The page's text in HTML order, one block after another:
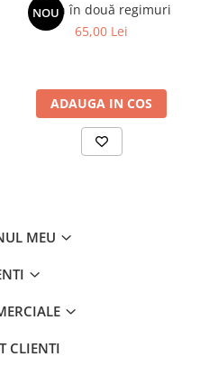
NOU
Spion în două regimuri
65,00 Lei
ADAUGA IN COS
MEU
CLIENTI